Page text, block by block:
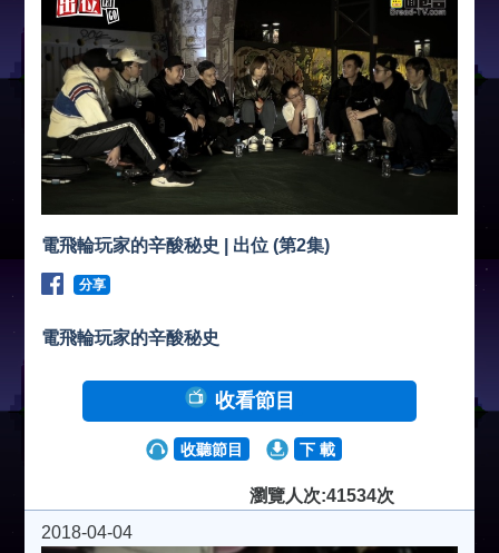
電飛輪玩家的辛酸秘史 | 出位 (第2集)
分享
電飛輪玩家的辛酸秘史
收看節目
收聽節目 下 載
瀏覽人次:41534次
2018-04-04